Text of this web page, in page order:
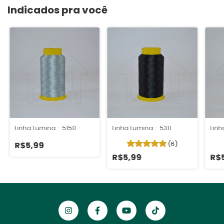
Indicados pra você
Linha Lumina - 5150
R$5,99
Linha Lumina - 5311
(6)
R$5,99